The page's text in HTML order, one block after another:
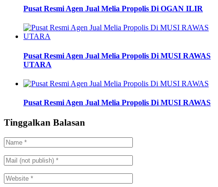
Pusat Resmi Agen Jual Melia Propolis Di OGAN ILIR
Pusat Resmi Agen Jual Melia Propolis Di MUSI RAWAS
UTARA
Pusat Resmi Agen Jual Melia Propolis Di MUSI RAWAS
Tinggalkan Balasan